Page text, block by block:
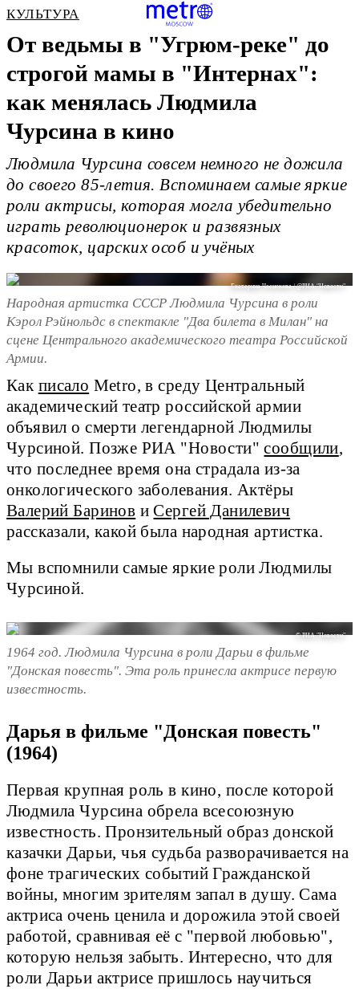
КУЛЬТУРА
От ведьмы в "Угрюм-реке" до
строгой мамы в "Интернах":
как менялась Людмила
Чурсина в кино
Людмила Чурсина совсем немного не дожила
до своего 85-летия. Вспоминаем самые яркие
роли актрисы, которая могла убедительно
играть революционерок и развязных
красоток, царских особ и учёных
Екатерина Чеснокова / @РИА "Новости"
Народная артистка СССР Людмила Чурсина в роли
Кэрол Рэйнольдс в спектакле "Два билета в Милан" на
сцене Центрального академического театра Российской
Армии.
Как писало Metro, в среду Центральный
академический театр российской армии
объявил о смерти легендарной Людмилы
Чурсиной. Позже РИА "Новости"сообщили,
что последнее время она страдала из-за
онкологического заболевания. Актёры
Валерий Баринов иСергей Данилевич
рассказали, какой была народная артистка.
Мы вспомнили самые яркие роли Людмилы
Чурсиной.
© РИА "Новости"
1964 год. Людмила Чурсина в роли Дарьи в фильме
"Донская повесть". Эта роль принесла актрисе первую
известность.
Дарья в фильме "Донская повесть"
(1964)
Первая крупная роль в кино, после которой
Людмила Чурсина обрела всесоюзную
известность. Пронзительный образ донской
казачки Дарьи, чья судьба разворачивается на
фоне трагических событий Гражданской
войны, многим зрителям запал в душу. Сама
актриса очень ценила и дорожила этой своей
работой, сравнивая её с "первой любовью",
которую нельзя забыть. Интересно, что для
роли Дарьи актрисе пришлось научиться